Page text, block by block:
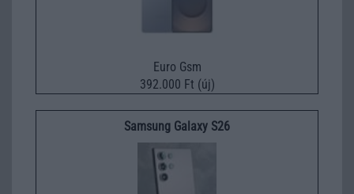
Euro Gsm
392.000 Ft (új)
Samsung Galaxy S26